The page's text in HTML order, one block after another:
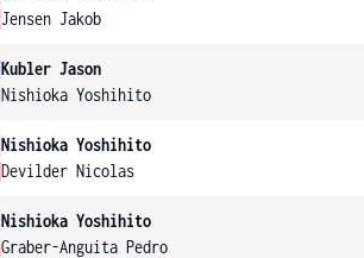
Jensen Jakob
Kubler Jason
Nishioka Yoshihito
Nishioka Yoshihito
Devilder Nicolas
Nishioka Yoshihito
Graber-Anguita Pedro